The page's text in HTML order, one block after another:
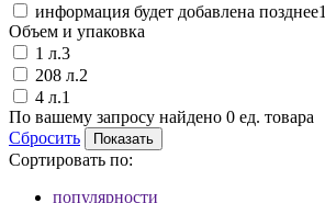
информация будет добавлена позднее1
Объем и упаковка
1 л.3
208 л.2
4 л.1
По вашему запросу найдено 0 ед. товара
Сбросить
Сортировать по:
популярности